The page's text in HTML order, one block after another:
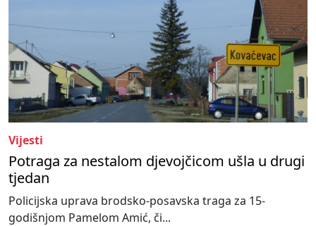
Vijesti
Potraga za nestalom djevojčicom ušla u drugi
tjedan
Policijska uprava brodsko-posavska traga za 15-
godišnjom Pamelom Amić, či...